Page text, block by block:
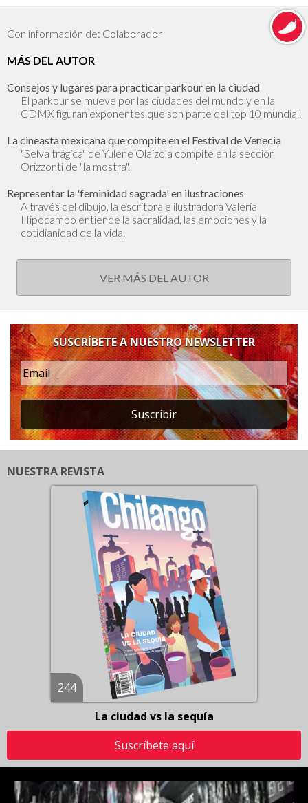
Con información de: Colaborador
MÁS DEL AUTOR
Consejos y lugares para practicar parkour en la ciudad
El parkour se mueve por las ciudades del mundo y en la
CDMX figuran exponentes que son parte del top 10 mundial.
La cineasta mexicana que compite en el Festival de Venecia
"Selva trágica" de Yulene Olaizola compite en la sección
Orizzonti de "la mostra".
Representar la 'feminidad sagrada' en ilustraciones
A través del dibujo, la escritora e ilustradora Valeria
Hipocampo entiende la sacralidad, las emociones y la
cotidianidad de la vida.
VER MÁS DEL AUTOR
SUSCRÍBETE A NUESTRO NEWSLETTER
Suscribir
NUESTRA REVISTA
244
La ciudad vs la sequía
Suscríbete aquí